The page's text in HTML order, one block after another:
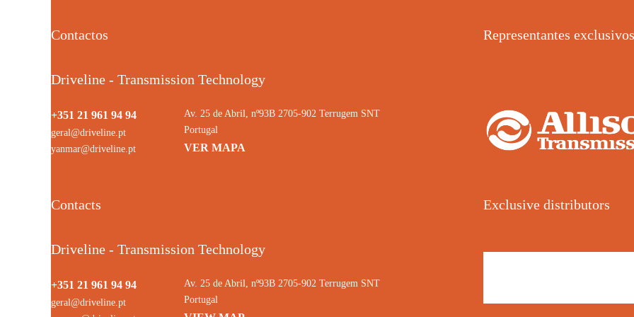
Contactos
Driveline - Transmission Technology
+351 21 961 94 94
geral@driveline.pt
yanmar@driveline.pt
Av. 25 de Abril, nº93B 2705-902 Terrugem SNT
Portugal
VER MAPA
Representantes exclusivos
Contacts
Driveline - Transmission Technology
+351 21 961 94 94
geral@driveline.pt
Av. 25 de Abril, nº93B 2705-902 Terrugem SNT
Portugal
Exclusive distributors